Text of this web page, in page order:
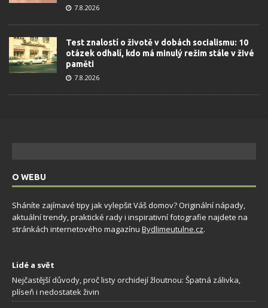
7.8.2026
Test znalostí o životě v dobách socialismu: 10
otázek odhalí, kdo má minulý režim stále v živé
paměti
7.8.2026
O WEBU
Sháníte zajímavé tipy jak vylepšit Váš domov? Originální nápady,
aktuální trendy, praktické rady i inspirativní fotografie najdete na
stránkách internetového magazínu Bydlimeutulne.cz.
Lidé a svět
Nejčastější důvody, proč listy orchidejí žloutnou: Špatná zálivka,
plíseň i nedostatek živin